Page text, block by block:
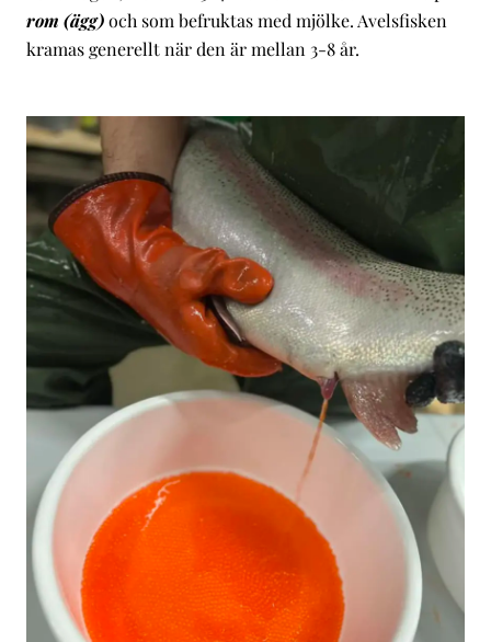
rom (ägg)och som befruktas med mjölke. Avelsfisken
kramas generellt när den är mellan 3-8 år.